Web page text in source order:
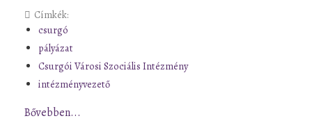
Címkék:
csurgó
pályázat
Csurgói Városi Szociális Intézmény
intézményvezető
Bővebben...